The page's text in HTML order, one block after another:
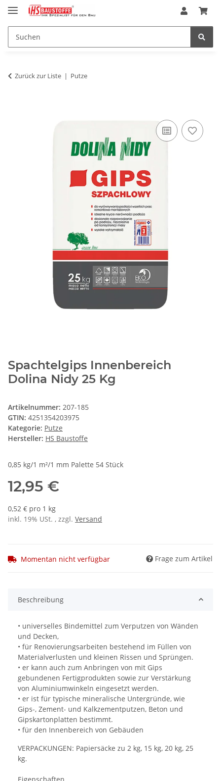
Zurück zur Liste Putze
Spachtelgips Innenbereich
Dolina Nidy 25 Kg
Artikelnummer: 207-185
GTIN: 4251354203975
Kategorie: Putze
Hersteller: HS Baustoffe
0,85 kg/1 m²/1 mm Palette 54 Stück
12,95 €
0,52 € pro 1 kg
inkl. 19% USt. , zzgl. Versand
Momentan nicht verfügbar Frage zum Artikel
Beschreibung
• universelles Bindemittel zum Verputzen von Wänden
und Decken,
• für Renovierungsarbeiten bestehend im Füllen von
Materialverlusten und kleinen Rissen und Sprüngen.
• er kann auch zum Anbringen von mit Gips
gebundenen Fertigprodukten sowie zur Verstärkung
von Aluminiumwinkeln eingesetzt werden.
• er ist für typische mineralische Untergründe, wie
Gips-, Zement- und Kalkzementputzen, Beton und
Gipskartonplatten bestimmt.
• für den Innenbereich von Gebäuden
VERPACKUNGEN: Papiersäcke zu 2 kg, 15 kg, 20 kg, 25
kg.